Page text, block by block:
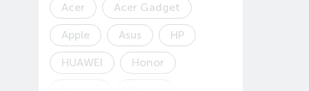
Acer
Acer Gadget
Apple Asus HP
HUAWEI Honor